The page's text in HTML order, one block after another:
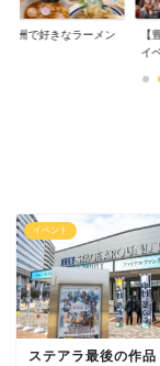
豊洲で好きなラーメン
【
イ
イベント
ステアラ最後の作品